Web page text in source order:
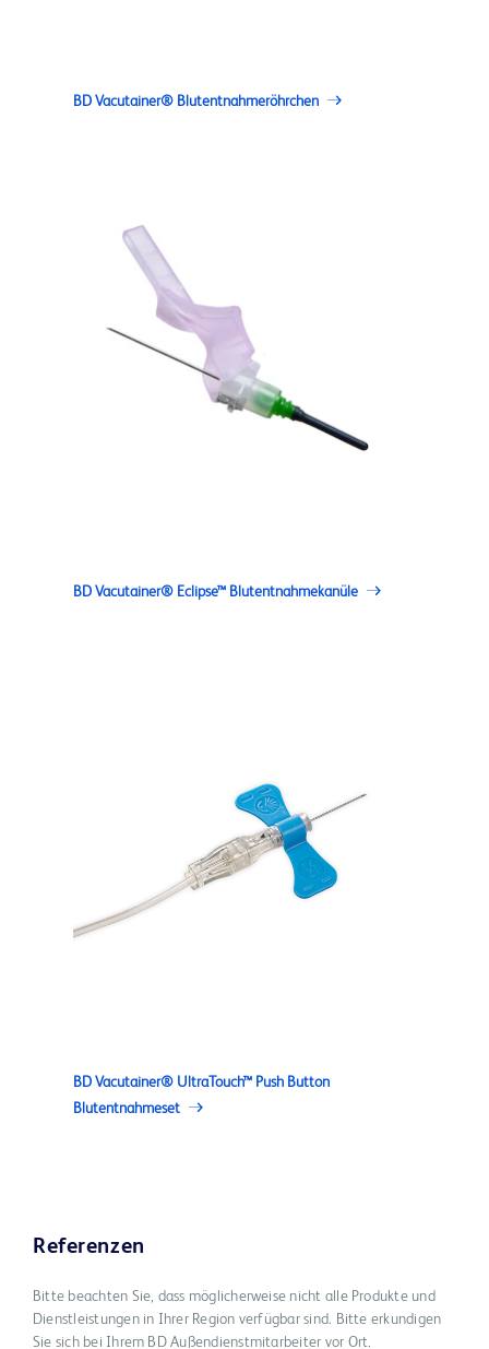
BD Vacutainer® Blutentnahmeröhrchen
BD Vacutainer® Eclipse™ Blutentnahmekanüle
BD Vacutainer® UltraTouch™ Push Button
Blutentnahmeset
Referenzen
Bitte beachten Sie, dass möglicherweise nicht alle Produkte und
Dienstleistungen in Ihrer Region verfügbar sind. Bitte erkundigen
Sie sich bei Ihrem BD Außendienstmitarbeiter vor Ort.